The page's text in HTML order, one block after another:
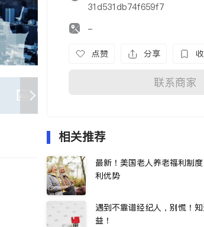
31d531db74f659f7
-
点赞 分享
联系商家
相关推荐
最新！美国老人养老福利制
利优势
遇到不靠谱经纪人，别慌！
益！